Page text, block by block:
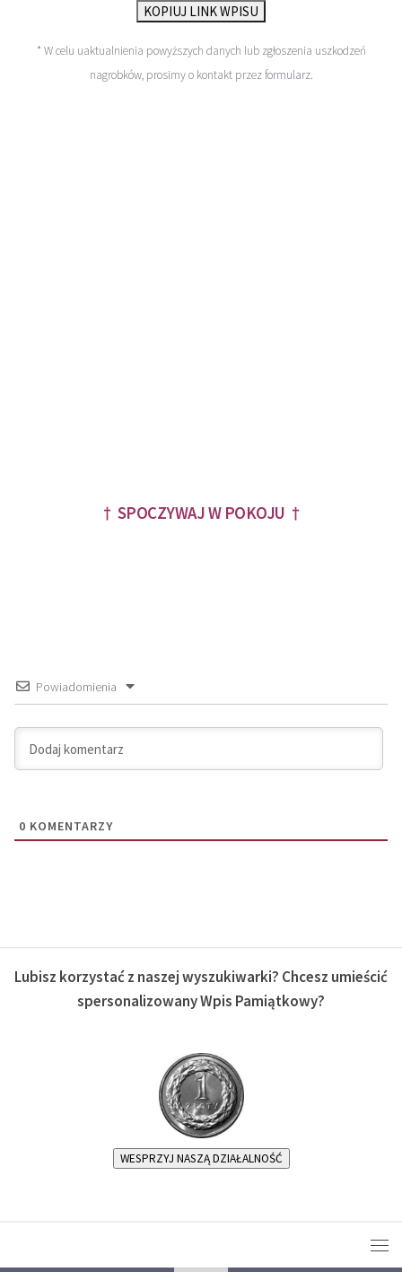
KOPIUJ LINK WPISU
* W celu uaktualnienia powyższych danych lub zgłoszenia uszkodzeń
nagrobków, prosimy o kontakt przezformularz.
† SPOCZYWAJ W POKOJU †
Powiadomienia
0 KOMENTARZY
Lubisz korzystać z naszej wyszukiwarki? Chcesz umieścić
spersonalizowany Wpis Pamiątkowy?
WESPRZYJ NASZĄ DZIAŁALNOŚĆ